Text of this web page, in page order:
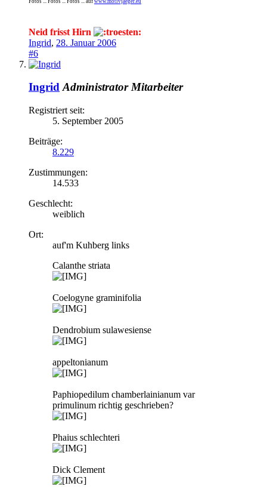
Neid frisst Hirn
Ingrid, 28. Januar 2006
#6
Ingrid Administrator Mitarbeiter
Registriert seit:
5. September 2005
Beiträge:
8.229
Zustimmungen:
14.533
Geschlecht:
weiblich
Ort:
auf'm Kuhberg links
Calanthe striata
Coelogyne graminifolia
Dendrobium sulawesiense
appeltonianum
Paphiopedilum chamberlainianum var
primulinum richtig geschrieben?
Phaius schlechteri
Dick Clement